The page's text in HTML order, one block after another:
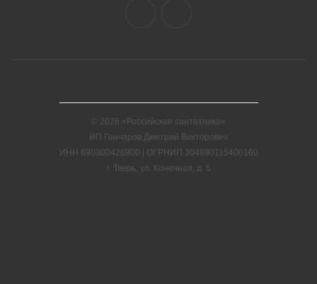
© 2026 «Российская сантехника»
ИП Гончаров Дмитрий Викторович
ИНН 690300426900 | ОГРНИП 304690115400160
г. Тверь, ул. Конечная, д. 5